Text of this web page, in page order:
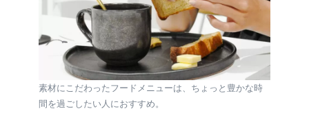
素材にこだわったフードメニューは、ちょっと豊かな時
間を過ごしたい人におすすめ。